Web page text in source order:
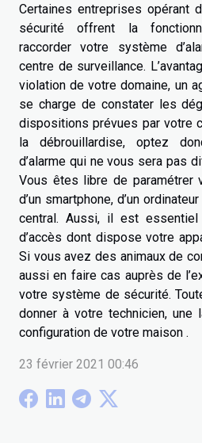
Certaines entreprises opérant
sécurité offrent la
raccorder votre système
centre de surveillance.
violation de votre domaine, un
se charge de constater les
dispositions prévues par votre
la débrouillardise, optez
d’alarme qui ne vous sera pas
Vous êtes libre de paramétrer
d’un smartphone, d’un
central. Aussi, il est
d’accès dont dispose votre
Si vous avez des animaux de
aussi en faire cas auprès de
votre système de sécurité.
donner à votre technicien, une
configuration de votre maison .
23 février 2021 00:46